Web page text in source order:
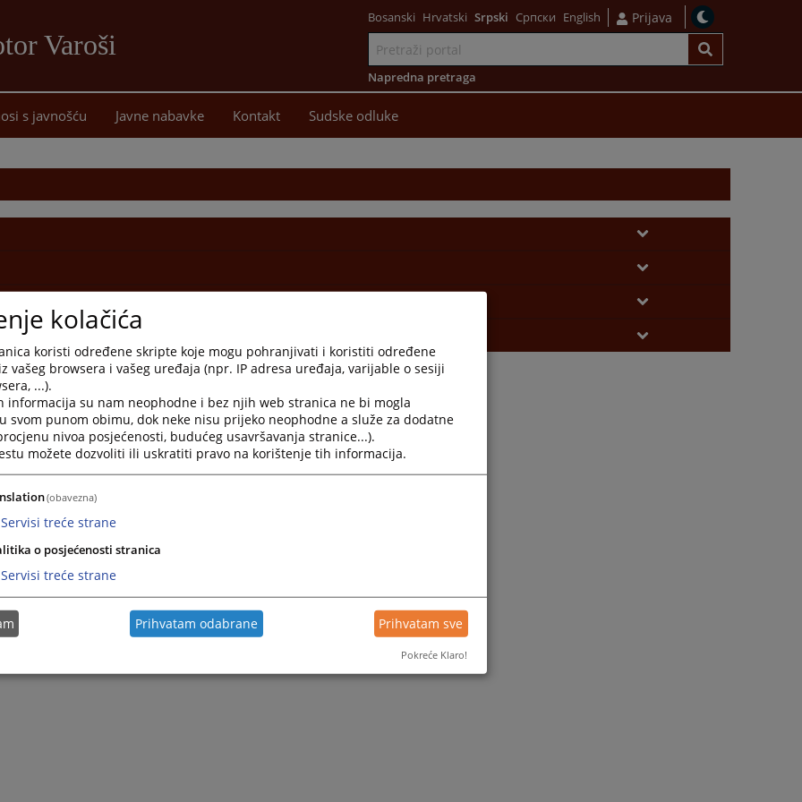
Varoši
sadržaj
Bosanski Hrvatski Srpski Српски English Prijava
Napredna pretraga
s javnošću Javne nabavke Kontakt Sudske odluke
kolačića
koristi određene skripte koje mogu pohranjivati i koristiti određene
vašeg browsera i vašeg uređaja (npr. IP adresa uređaja, varijable o sesiji
...).
informacija su nam neophodne i bez njih web stranica ne bi mogla
svom punom obimu, dok neke nisu prijeko neophodne a služe za dodatne
nivoa posjećenosti, budućeg usavršavanja stranice...).
možete dozvoliti ili uskratiti pravo na korištenje tih informacija.
(obavezna)
Servisi treće strane
o posjećenosti stranica
Servisi treće strane
Prihvatam odabrane Prihvatam sve
Pokreće Klaro!